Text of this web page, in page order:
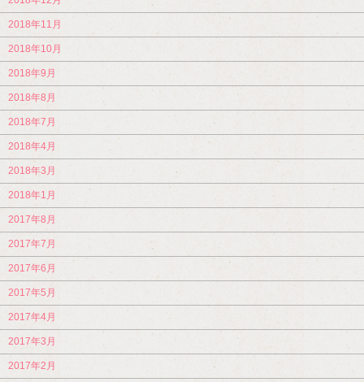
2018年11月
2018年10月
2018年9月
2018年8月
2018年7月
2018年4月
2018年3月
2018年1月
2017年8月
2017年7月
2017年6月
2017年5月
2017年4月
2017年3月
2017年2月